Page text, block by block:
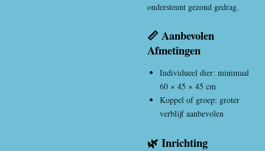
ondersteunt gezond gedrag.
📏 Aanbevolen
Afmetingen
Individueel dier: minimaal
60 × 45 × 45 cm
Koppel of groep: groter
verblijf aanbevolen
🌿 Inrichting